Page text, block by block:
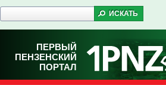
ПЕРВЫЙ
ПЕНЗЕНСКИЙ
ПОРТАЛ